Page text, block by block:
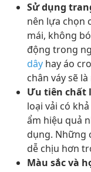
Sử dụng
nên lựa chọn
mái, không
động trong
dây hay áo
chân váy sẽ
Ưu tiên chất
loại vải có
ẩm hiệu quả
dụng. Những
dễ chịu hơn
Màu sắc và